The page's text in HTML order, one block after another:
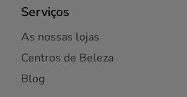
Serviços
As nossas lojas
Centros de Beleza
Blog